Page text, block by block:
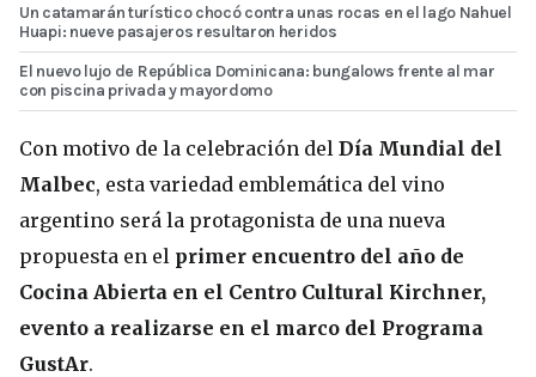
Un catamarán turístico chocó contra unas rocas en el lago Nahuel
Huapi: nueve pasajeros resultaron heridos
El nuevo lujo de República Dominicana: bungalows frente al mar
con piscina privada y mayordomo
Con motivo de la celebración del Día Mundial del
Malbec, esta variedad emblemática del vino
argentino será la protagonista de una nueva
propuesta en el primer encuentro del año de
Cocina Abierta en el Centro Cultural Kirchner,
evento a realizarse en el marco del Programa
GustAr.